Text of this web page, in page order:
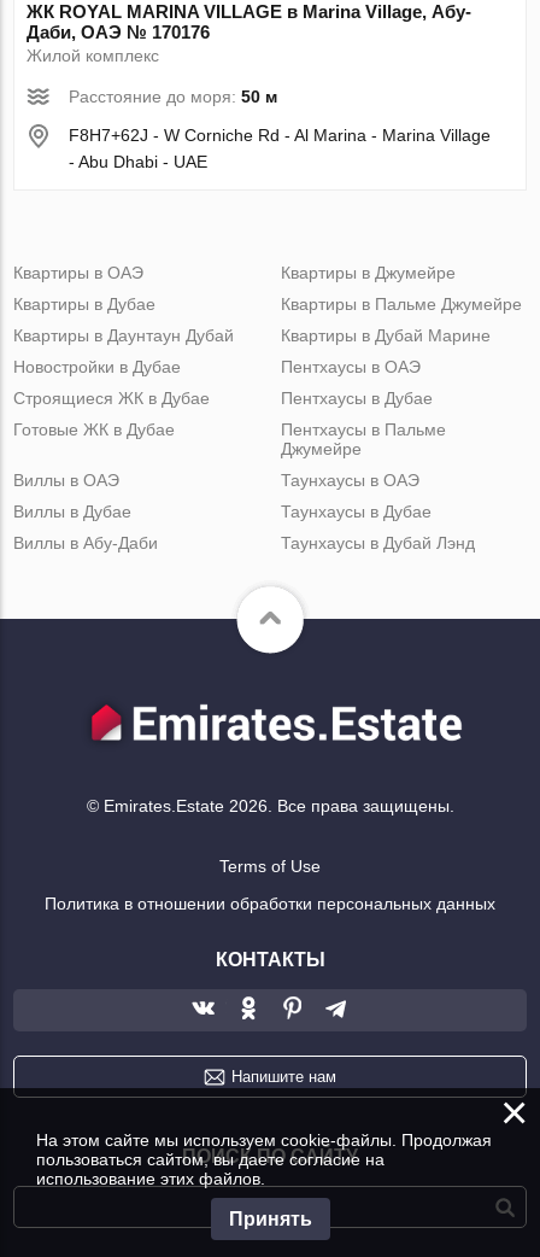
ЖК ROYAL MARINA VILLAGE в Marina Village, Абу-
Даби, ОАЭ № 170176
Жилой комплекс
Расстояние до моря:50 м
F8H7+62J - W Corniche Rd - Al Marina - Marina Village
- Abu Dhabi - UAE
Квартиры в ОАЭ
Квартиры в Дубае
Квартиры в Даунтаун Дубай
Квартиры в Джумейре
Квартиры в Пальме Джумейре
Квартиры в Дубай Марине
Новостройки в Дубае
Строящиеся ЖК в Дубае
Готовые ЖК в Дубае
Пентхаусы в ОАЭ
Пентхаусы в Дубае
Пентхаусы в Пальме
Джумейре
Виллы в ОАЭ
Виллы в Дубае
Виллы в Абу-Даби
Таунхаусы в ОАЭ
Таунхаусы в Дубае
Таунхаусы в Дубай Лэнд
© Emirates.Estate 2026. Все права защищены.
Terms of Use
Политика в отношении обработки персональных данных
КОНТАКТЫ
Напишите нам
ПОИСК ПО САЙТУ
×
На этом сайте мы используем cookie-файлы. Продолжая
пользоваться сайтом, вы даете согласие на
использование этих файлов.
Принять